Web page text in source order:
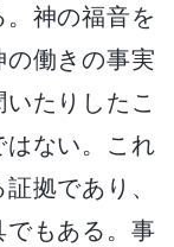
神の福音を
働きの事実
たりしたこ
はない。これ
拠であり、
もある。事